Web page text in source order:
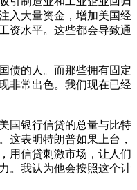
入大量资金，增加美国经
资水平。这些都会导致通
债的人。而那些拥有固定
非常出色。我们现在已经
国银行信贷的总量与比特
这表明特朗普如果上台，
用信贷刺激市场，让人们
。我认为他会按照这个计